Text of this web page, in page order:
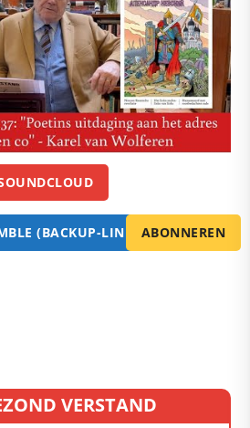
(BACKUP-LINK) ABONNEREN
VERSTAND